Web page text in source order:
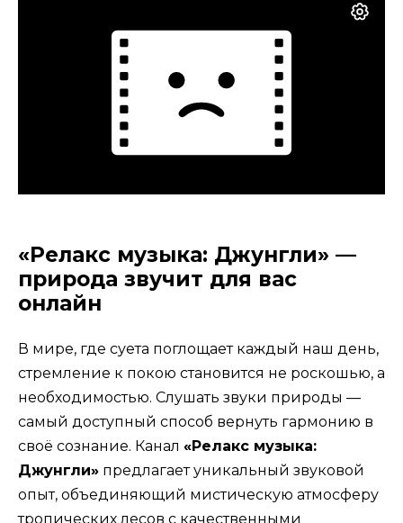
«Релакс музыка: Джунгли» —
природа звучит для вас
онлайн
В мире, где суета поглощает каждый наш день,
стремление к покою становится не роскошью, а
необходимостью. Слушать звуки природы —
самый доступный способ вернуть гармонию в
своё сознание. Канал «Релакс музыка:
Джунгли» предлагает уникальный звуковой
опыт, объединяющий мистическую атмосферу
тропических лесов с качественными